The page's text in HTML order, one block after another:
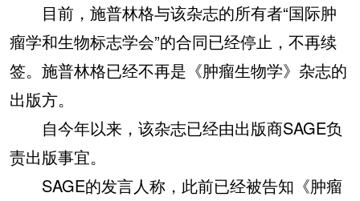
目前，施普林格与该杂志的所有者“国际肿
瘤学和生物标志学会”的合同已经停止，不再续
签。施普林格已经不再是《肿瘤生物学》杂志的
出版方。
自今年以来，该杂志已经由出版商SAGE负
责出版事宜。
SAGE的发言人称，此前已经被告知《肿瘤